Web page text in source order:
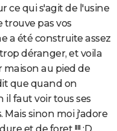
ce qui s'agit de l'usine
trouve pas vos
a été construite assez
déranger, et voila
au pied de
que quand on
faut voir tous ses
Mais sinon moi j'adore